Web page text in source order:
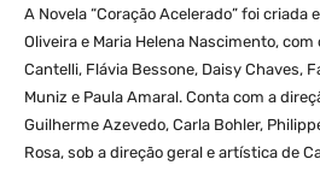
A Novela “Coração Acelerado” foi criada
Oliveira e Maria Helena Nascimento,
Cantelli, Flávia Bessone, Daisy Chaves,
Muniz e Paula Amaral. Conta com a
Guilherme Azevedo, Carla Bohler,
Rosa, sob a direção geral e artística de